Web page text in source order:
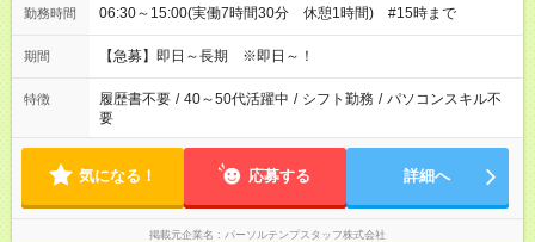
勤務時間 06:30～15:00(実働7時間30分 休憩1時間) #15時まで
期間 【急募】即日～長期 ※即日～！
特徴 履歴書不要 / 40～50代活躍中 / シフト勤務 / パソコンスキル不
要
気になる！ 応募する 詳細へ
掲載元企業名 パーソルテンプスタッフ株式会社